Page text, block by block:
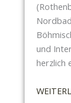
und
herzlich